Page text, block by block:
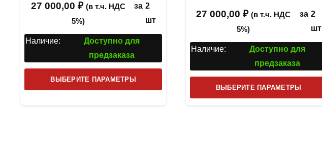
27 000,00 ₽ (в т.ч. НДС
5%)
за 2
шт
Наличие:
Доступно для
предзаказа
ВЫБЕРИТЕ ПАРАМЕТРЫ
товар
27 000,00₽ (в т.ч. НДС
5%)
за 2
шт
Наличие:
Доступно для
предзаказа
ВЫБЕРИТЕ ПАРАМЕТРЫ